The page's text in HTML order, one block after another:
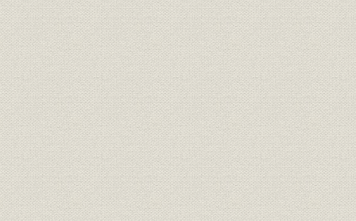
財務・業績
三井銀行 明治九年一月~六月迄
各店総計表//滞貸 第八号
明治九年
財務・業績
三井銀行 明治九年一月~六月迄
各店総計表//諸向 第九号
明治九年
財務・業績
三井銀行 明治九年一月~六月迄
各店総計表//闔店費益取調月表
第十号
明治九年
財務・業績
三井銀行 明治九年一月~六月迄
各店総計表//総計 第十一号
明治九年
財務・業績
三井銀行 明治九年一月~六月迄
各店総計表//現在金 第十二号
明治九年